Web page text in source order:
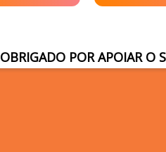
OBRIGADO POR APOIAR O